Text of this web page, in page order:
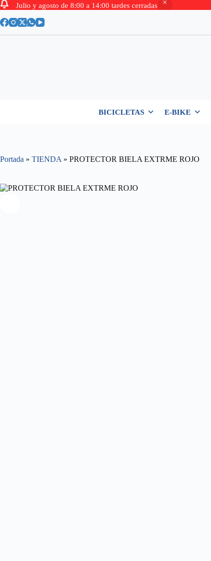
Julio y agosto de 8:00 a 14:00 tardes cerradas
al
BICICLETAS E-BIKE
Portada » TIENDA » PROTECTOR BIELA EXTRME ROJO